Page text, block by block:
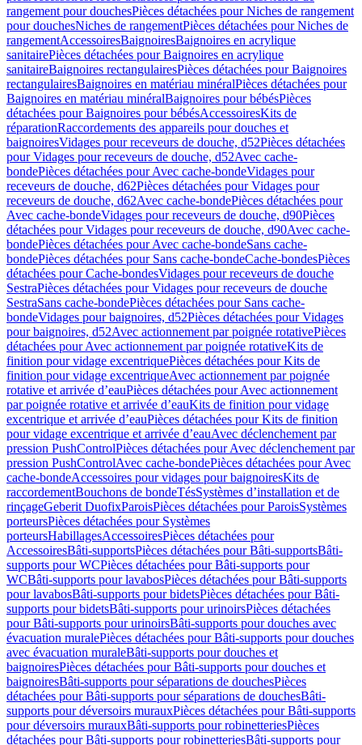
rangement pour douchesPièces détachées pour Niches de rangement
pour douchesNiches de rangementPièces détachées pour Niches de
rangementAccessoiresBaignoiresBaignoires en acrylique
sanitairePièces détachées pour Baignoires en acrylique
sanitaireBaignoires rectangulairesPièces détachées pour Baignoires
rectangulairesBaignoires en matériau minéralPièces détachées pour
Baignoires en matériau minéralBaignoires pour bébésPièces
détachées pour Baignoires pour bébésAccessoiresKits de
réparationRaccordements des appareils pour douches et
baignoiresVidages pour receveurs de douche, d52Pièces détachées
pour Vidages pour receveurs de douche, d52Avec cache-
bondePièces détachées pour Avec cache-bondeVidages pour
receveurs de douche, d62Pièces détachées pour Vidages pour
receveurs de douche, d62Avec cache-bondePièces détachées pour
Avec cache-bondeVidages pour receveurs de douche, d90Pièces
détachées pour Vidages pour receveurs de douche, d90Avec cache-
bondePièces détachées pour Avec cache-bondeSans cache-
bondePièces détachées pour Sans cache-bondeCache-bondesPièces
détachées pour Cache-bondesVidages pour receveurs de douche
SestraPièces détachées pour Vidages pour receveurs de douche
SestraSans cache-bondePièces détachées pour Sans cache-
bondeVidages pour baignoires, d52Pièces détachées pour Vidages
pour baignoires, d52Avec actionnement par poignée rotativePièces
détachées pour Avec actionnement par poignée rotativeKits de
finition pour vidage excentriquePièces détachées pour Kits de
finition pour vidage excentriqueAvec actionnement par poignée
rotative et arrivée d’eauPièces détachées pour Avec actionnement
par poignée rotative et arrivée d’eauKits de finition pour vidage
excentrique et arrivée d’eauPièces détachées pour Kits de finition
pour vidage excentrique et arrivée d’eauAvec déclenchement par
pression PushControlPièces détachées pour Avec déclenchement par
pression PushControlAvec cache-bondePièces détachées pour Avec
cache-bondeAccessoires pour vidages pour baignoiresKits de
raccordementBouchons de bondeTésSystèmes d’installation et de
rinçageGeberit DuofixParoisPièces détachées pour ParoisSystèmes
porteursPièces détachées pour Systèmes
porteursHabillagesAccessoiresPièces détachées pour
AccessoiresBâti-supportsPièces détachées pour Bâti-supportsBâti-
supports pour WCPièces détachées pour Bâti-supports pour
WCBâti-supports pour lavabosPièces détachées pour Bâti-supports
pour lavabosBâti-supports pour bidetsPièces détachées pour Bâti-
supports pour bidetsBâti-supports pour urinoirsPièces détachées
pour Bâti-supports pour urinoirsBâti-supports pour douches avec
évacuation muralePièces détachées pour Bâti-supports pour douches
avec évacuation muraleBâti-supports pour douches et
baignoiresPièces détachées pour Bâti-supports pour douches et
baignoiresBâti-supports pour séparations de douchesPièces
détachées pour Bâti-supports pour séparations de douchesBâti-
supports pour déversoirs murauxPièces détachées pour Bâti-supports
pour déversoirs murauxBâti-supports pour robinetteriesPièces
détachées pour Bâti-supports pour robinetteriesBâti-supports pour